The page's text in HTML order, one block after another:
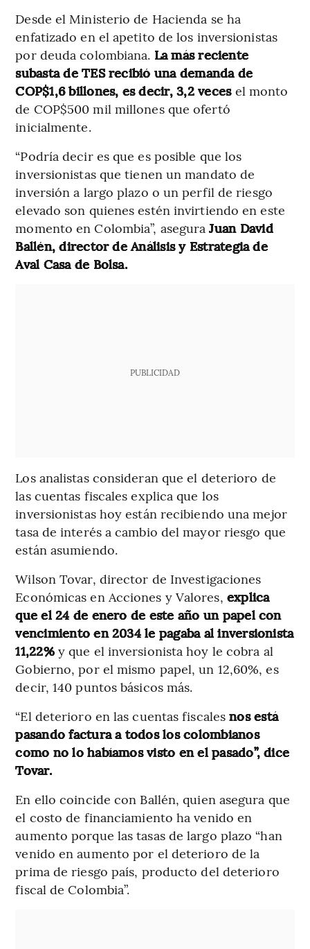
Desde el Ministerio de Hacienda se ha
enfatizado en el apetito de los inversionistas
por deuda colombiana. La más reciente
subasta de TES recibió una demanda de
COP$1,6 billones, es decir, 3,2 veces el monto
de COP$500 mil millones que ofertó
inicialmente.
“Podría decir es que es posible que los
inversionistas que tienen un mandato de
inversión a largo plazo o un perfil de riesgo
elevado son quienes estén invirtiendo en este
momento en Colombia”, aseguraJuan David
Ballén, director de Análisis y Estrategia de
Aval Casa de Bolsa.
PUBLICIDAD
Los analistas consideran que el deterioro de
las cuentas fiscales explica que los
inversionistas hoy están recibiendo una mejor
tasa de interés a cambio del mayor riesgo que
están asumiendo.
Wilson Tovar, director de Investigaciones
Económicas en Acciones y Valores, explica
que el 24 de enero de este año un papel con
vencimiento en 2034 le pagaba al inversionista
11,22%y que el inversionista hoy le cobra al
Gobierno, por el mismo papel, un 12,60%, es
decir, 140 puntos básicos más.
“El deterioro en las cuentas fiscalesnos está
pasando factura a todos los colombianos
como no lo habíamos visto en el pasado”, dice
Tovar.
En ello coincide con Ballén, quien asegura que
el costo de financiamiento ha venido en
aumento porque las tasas de largo plazo “han
venido en aumento por el deterioro de la
prima de riesgo país, producto del deterioro
fiscal de Colombia”.